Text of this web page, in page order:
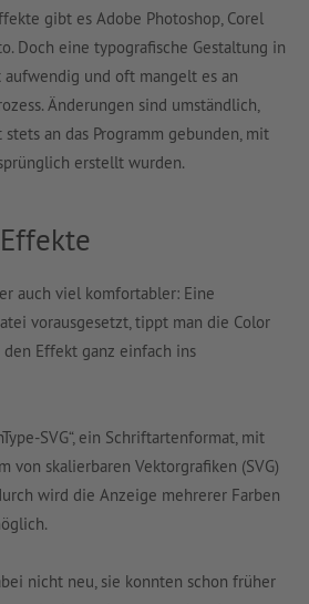
gibt es Adobe Photoshop, Corel
Doch eine typografische Gestaltung in
und oft mangelt es an
Änderungen sind umständlich,
an das Programm gebunden, mit
erstellt wurden.
auch viel komfortabler: Eine
vorausgesetzt, tippt man die Color
Effekt ganz einfach ins
SVG“, ein Schriftartenformat, mit
von skalierbaren Vektorgrafiken (SVG)
wird die Anzeige mehrerer Farben
nicht neu, sie konnten schon früher